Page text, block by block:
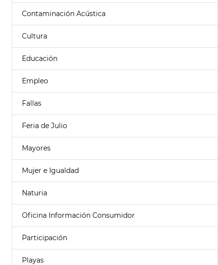
Contaminación Acústica
Cultura
Educación
Empleo
Fallas
Feria de Julio
Mayores
Mujer e Igualdad
Naturia
Oficina Información Consumidor
Participación
Playas